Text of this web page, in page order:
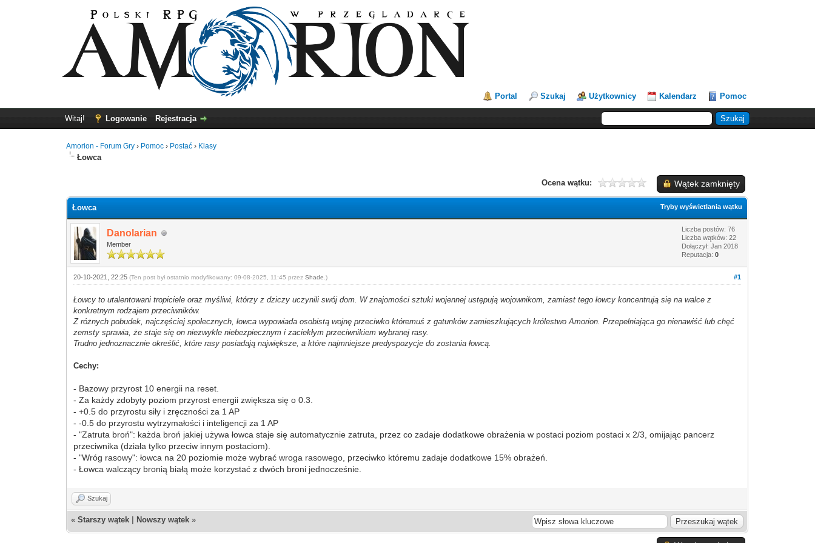
Portal Szukaj Użytkownicy Kalendarz Pomoc
Witaj! Logowanie Rejestracja
Amorion - Forum Gry › Pomoc › Postać › Klasy
Łowca
Wątek zamknięty
Ocena wątku:
Tryby wyświetlania wątku
Łowca
Danolarian
Member
Liczba postów: 76
Liczba wątków: 22
Dołączył: Jan 2018
Reputacja:0
#1
20-10-2021, 22:25(Ten post był ostatnio modyfikowany: 09-08-2025, 11:45 przezShade .)
Łowcy to utalentowani tropiciele oraz myśliwi, którzy z dziczy uczynili swój dom. W znajomości sztuki wojennej ustępują wojownikom, zamiast tego łowcy koncentrują się na walce z
konkretnym rodzajem przeciwników.
Z różnych pobudek, najczęściej społecznych, łowca wypowiada osobistą wojnę przeciwko któremuś z gatunków zamieszkujących królestwo Amorion. Przepełniająca go nienawiść lub chęć
zemsty sprawia, że staje się on niezwykle niebezpiecznym i zaciekłym przeciwnikiem wybranej rasy.
Trudno jednoznacznie określić, które rasy posiadają największe, a które najmniejsze predyspozycje do zostania łowcą.
Cechy:
- Bazowy przyrost 10 energii na reset.
- Za każdy zdobyty poziom przyrost energii zwiększa się o 0.3.
- +0.5 do przyrostu siły i zręczności za 1 AP
- -0.5 do przyrostu wytrzymałości i inteligencji za 1 AP
- "Zatruta broń": każda broń jakiej używa łowca staje się automatycznie zatruta, przez co zadaje dodatkowe obrażenia w postaci poziom postaci x 2/3, omijając pancerz
przeciwnika (działa tylko przeciw innym postaciom).
- "Wróg rasowy": łowca na 20 poziomie może wybrać wroga rasowego, przeciwko któremu zadaje dodatkowe 15% obrażeń.
- Łowca walczący bronią białą może korzystać z dwóch broni jednocześnie.
Szukaj
«Starszy wątek Nowszy wątek »